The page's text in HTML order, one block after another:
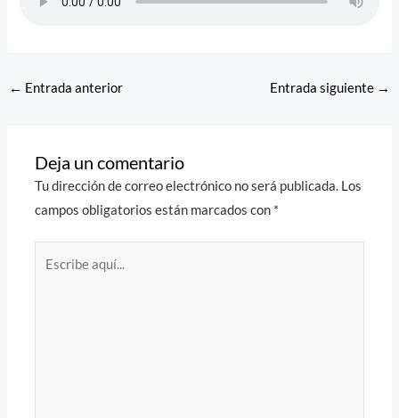
← Entrada anterior Entrada siguiente →
Deja un comentario
Tu dirección de correo electrónico no será publicada. Los
campos obligatorios están marcados con *